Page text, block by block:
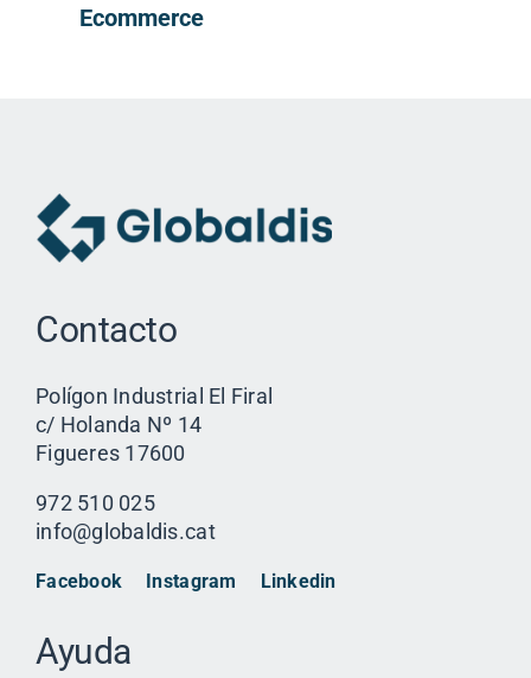
Ecommerce
Contacto
Polígon Industrial El Firal
c/ Holanda Nº 14
Figueres 17600
972 510 025
info@globaldis.cat
Facebook Instagram Linkedin
Ayuda